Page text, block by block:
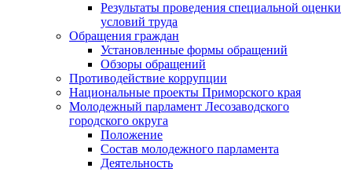
Результаты проведения специальной оценки
условий труда
Обращения граждан
Установленные формы обращений
Обзоры обращений
Противодействие коррупции
Национальные проекты Приморского края
Молодежный парламент Лесозаводского
городского округа
Положение
Состав молодежного парламента
Деятельность